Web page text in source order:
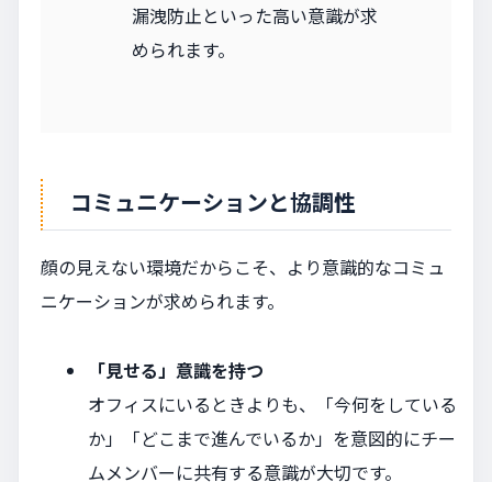
漏洩防止といった高い意識が求
められます。
コミュニケーションと協調性
顔の見えない環境だからこそ、より意識的なコミュ
ニケーションが求められます。
「見せる」意識を持つ
オフィスにいるときよりも、「今何をしている
か」「どこまで進んでいるか」を意図的にチー
ムメンバーに共有する意識が大切です。